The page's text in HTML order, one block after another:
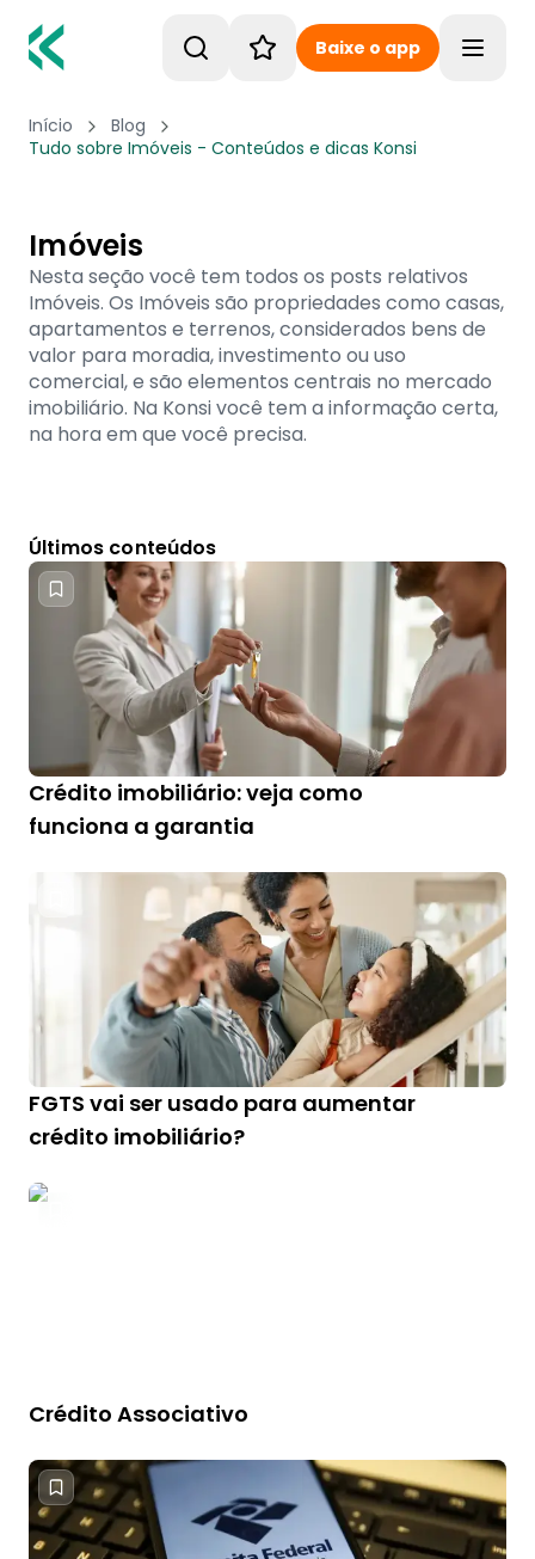
Baixe o app
Início
Blog
Tudo sobre Imóveis - Conteúdos e dicas Konsi
Imóveis
Nesta seção você tem todos os posts relativos
Imóveis. Os Imóveis são propriedades como casas,
apartamentos e terrenos, considerados bens de
valor para moradia, investimento ou uso
comercial, e são elementos centrais no mercado
imobiliário. Na Konsi você tem a informação certa,
na hora em que você precisa.
Últimos conteúdos
Crédito imobiliário: veja como
funciona a garantia
FGTS vai ser usado para aumentar
crédito imobiliário?
Crédito Associativo